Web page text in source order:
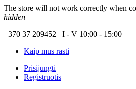
The store will not work correctly when
hidden
+370 37 209452 I - V 10:00 - 15:00
Kaip mus rasti
Prisijungti
Registruotis